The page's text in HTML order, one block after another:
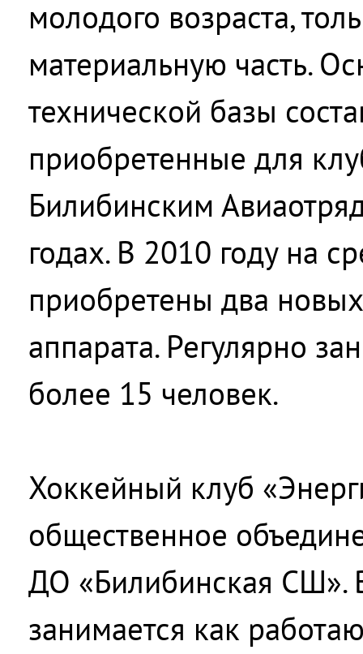
молодого возраста,
материальную часть.
технической базы
приобретенные для
Билибинским
годах. В 2010 году на
приобретены два
аппарата. Регулярно
более 15 человек.
Хоккейный клуб
общественное
ДО «Билибинская СШ».
занимается как